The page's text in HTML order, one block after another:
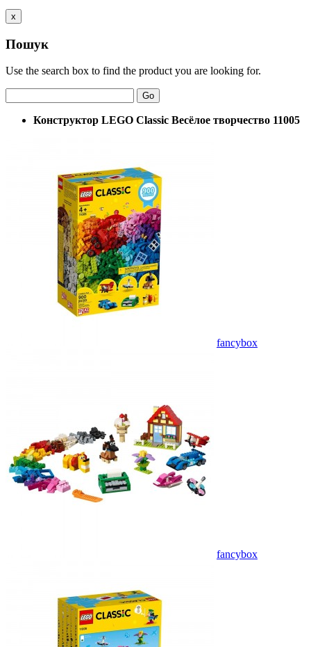
x
Пошук
Use the search box to find the product you are looking for.
Go
Конструктор LEGO Classic Весёлое творчество 11005
fancybox
fancybox